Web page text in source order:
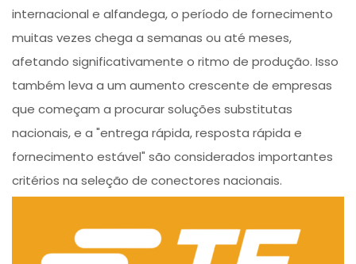
internacional e alfandega, o período de fornecimento
muitas vezes chega a semanas ou até meses,
afetando significativamente o ritmo de produção. Isso
também leva a um aumento crescente de empresas
que começam a procurar soluções substitutas
nacionais, e a "entrega rápida, resposta rápida e
fornecimento estável" são considerados importantes
critérios na seleção de conectores nacionais.